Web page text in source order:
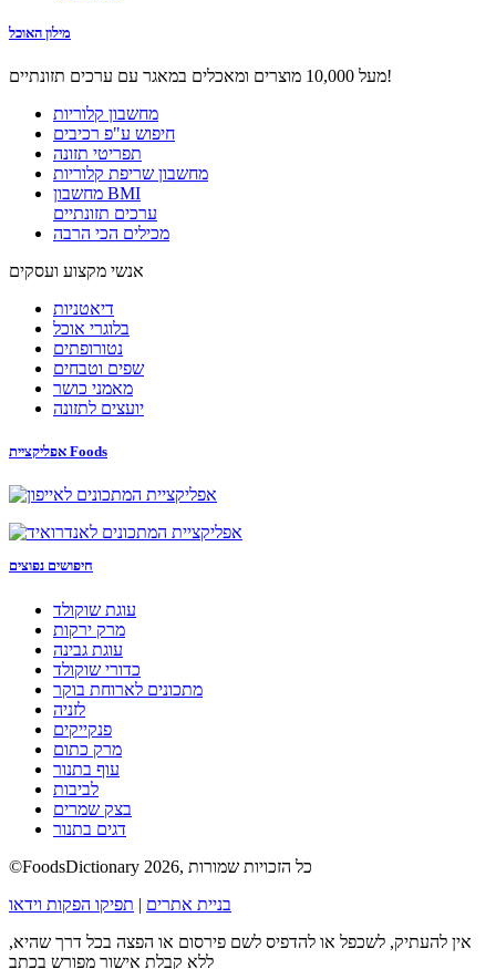
מילון האוכל
מעל 10,000 מוצרים ומאכלים במאגר עם ערכים תזונתיים!
מחשבון קלוריות
חיפוש ע"פ רכיבים
תפריטי תזונה
מחשבון שריפת קלוריות
מחשבון BMI
ערכים תזונתיים
מכילים הכי הרבה
אנשי מקצוע ועסקים
דיאטניות
בלוגרי אוכל
נטורופתים
שפים וטבחים
מאמני כושר
יועצים לתזונה
אפליקציית Foods
חיפושים נפוצים
עוגת שוקולד
מרק ירקות
עוגת גבינה
כדורי שוקולד
מתכונים לארוחת בוקר
לזניה
פנקייקים
מרק כתום
עוף בתנור
לביבות
בצק שמרים
דגים בתנור
©FoodsDictionary 2026, כל הזכויות שמורות
בניית אתרים | תפיקו הפקות וידאו
אין להעתיק, לשכפל או להדפיס לשם פירסום או הפצה בכל דרך שהיא,
ללא קבלת אישור מפורש בכתב